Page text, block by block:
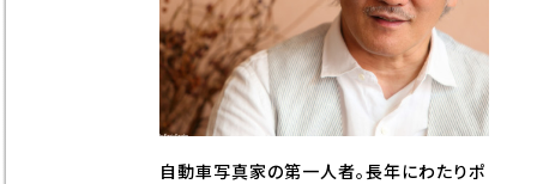
自動車写真家の第一人者。⾧年にわたりポ